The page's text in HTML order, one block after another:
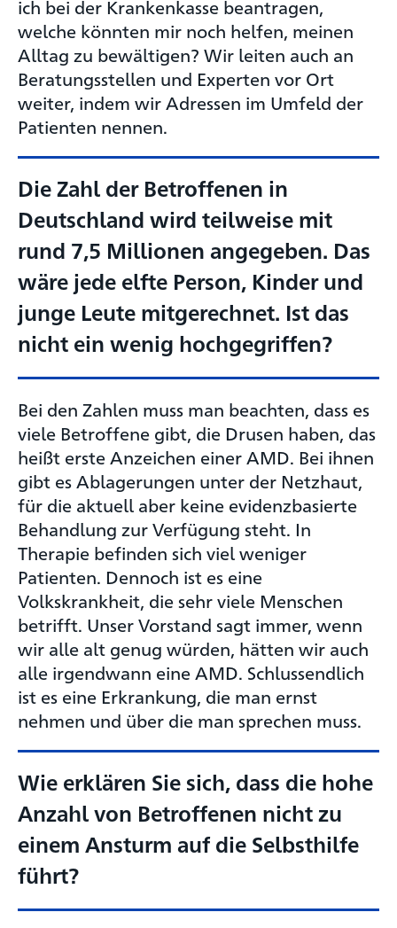
ich bei der Krankenkasse beantragen,
welche könnten mir noch helfen, meinen
Alltag zu bewältigen? Wir leiten auch an
Beratungsstellen und Experten vor Ort
weiter, indem wir Adressen im Umfeld der
Patienten nennen.
Die Zahl der Betroffenen in
Deutschland wird teilweise mit
rund 7,5 Millionen angegeben. Das
wäre jede elfte Person, Kinder und
junge Leute mitgerechnet. Ist das
nicht ein wenig hochgegriffen?
Bei den Zahlen muss man beachten, dass es
viele Betroffene gibt, die Drusen haben, das
heißt erste Anzeichen einer AMD. Bei ihnen
gibt es Ablagerungen unter der Netzhaut,
für die aktuell aber keine evidenzbasierte
Behandlung zur Verfügung steht. In
Therapie befinden sich viel weniger
Patienten. Dennoch ist es eine
Volkskrankheit, die sehr viele Menschen
betrifft. Unser Vorstand sagt immer, wenn
wir alle alt genug würden, hätten wir auch
alle irgendwann eine AMD. Schlussendlich
ist es eine Erkrankung, die man ernst
nehmen und über die man sprechen muss.
Wie erklären Sie sich, dass die hohe
Anzahl von Betroffenen nicht zu
einem Ansturm auf die Selbsthilfe
führt?